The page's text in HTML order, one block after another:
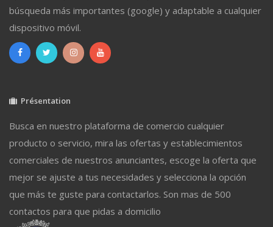
búsqueda más importantes (google) y adaptable a cualquier
dispositivo móvil.
Présentation
Busca en nuestro plataforma de comercio cualquier
producto o servicio, mira las ofertas y establecimientos
comerciales de nuestros anunciantes, escoge la oferta que
mejor se ajuste a tus necesidades y selecciona la opción
que más te guste para contactarlos. Son mas de 500
contactos para que pidas a domicilio